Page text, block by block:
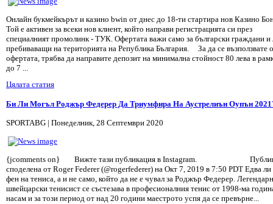
Онлайн букмейкърът и казино bwin от днес до 18-ти стартира нов Казино
Той е активен за всеки нов клиент, който направи регистрацията си през
специалният промолинк - ТУК. Офертата важи само за български граждани и
пребиваващи на територията на Република България. За да се възползвате
офертата, трябва да направите депозит на минимална стойност 80 лева в
до 7 ...
Цялата статия
Би Ли Могъл Роджър Федерер Да Триумфира На Аустрелиън Оупън
SPORTABG | Понеделник, 28 Септември 2020
{jcomments on} Вижте тази публикация в Instagram.
споделена от Roger Federer (@rogerfederer) на Окт 7, 2019 в 7:50 PDT Едва
фен на тениса, а и не само, който да не е чувал за Роджър Федерер.
швейцарски тенисист се състезава в професионалния тенис от 1998-ма
насам и за този период от над 20 години маестрото успя да се превърне...